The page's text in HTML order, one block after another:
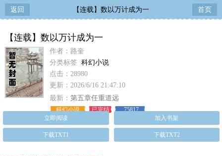
返回 【连载】数以万计成为一 首页
【连载】数以万计成为一
作者：路奎
分类标签 科幻小说
点击：28980
更新：2026/6/16 21:47:10
最新： 第五章任重道远
科幻小说 已完结
75817
立即阅读
加入书架
下载TXT1 下载TXT2